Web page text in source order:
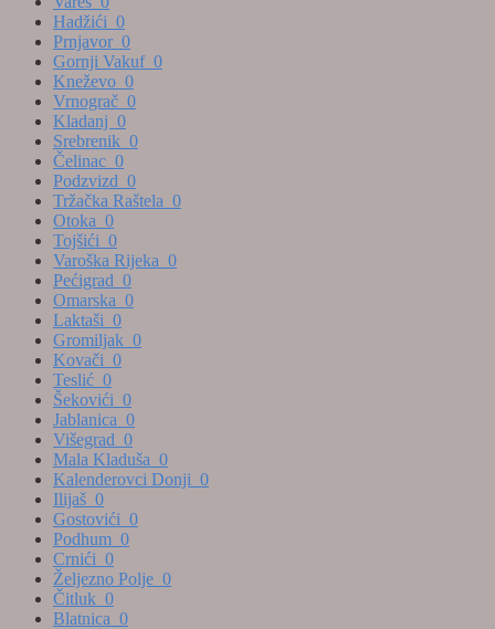
Hadžići 0
Prnjavor 0
Gornji Vakuf 0
Kneževo 0
Vrnograč 0
Kladanj 0
Srebrenik 0
Čelinac 0
Podzvizd 0
Tržačka Raštela 0
Otoka 0
Tojšići 0
Varoška Rijeka 0
Pećigrad 0
Omarska 0
Laktaši 0
Gromiljak 0
Kovači 0
Teslić 0
Šekovići 0
Jablanica 0
Višegrad 0
Mala Kladuša 0
Kalenderovci Donji 0
Ilijaš 0
Gostovići 0
Podhum 0
Crnići 0
Željezno Polje 0
Čitluk 0
Blatnica 0